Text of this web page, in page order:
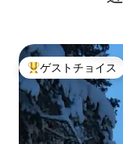
大好評のゲストチ
ゲストチョイス